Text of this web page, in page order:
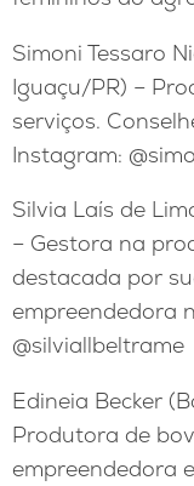
Simoni Tessaro
Iguaçu/PR) –
serviços.
Instagram:
Silvia Laís de
– Gestora na
destacada por
empreendedora
@silviallbeltrame
Edineia Becker
Produtora de
empreendedora